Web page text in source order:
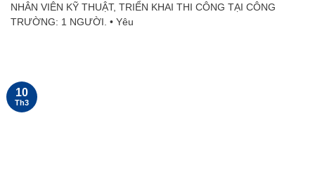
NHÂN VIÊN KỸ THUẬT, TRIỂN KHAI THI CÔNG TẠI CÔNG
TRƯỜNG: 1 NGƯỜI. • Yêu
10
Th3